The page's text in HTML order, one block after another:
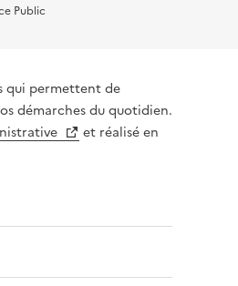
Public
qui permettent de
démarches du quotidien.
et réalisé en